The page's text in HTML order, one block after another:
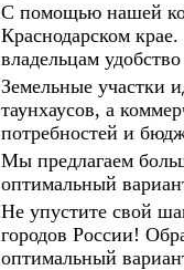
С помощью нашей
Краснодарском
владельцам
Земельные участки
таунхаусов, а
потребностей и
Мы предлагаем
оптимальный
Не упустите свой
городов России!
оптимальный